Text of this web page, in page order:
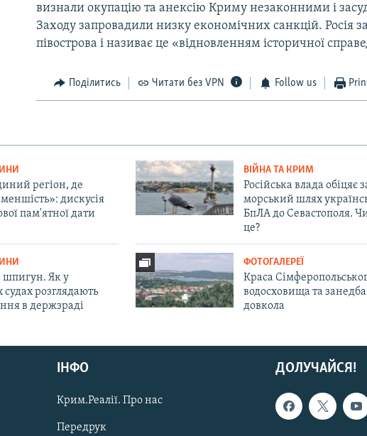
визнали окупацію та анексію Криму незаконними і
Заходу запровадили низку економічних санкцій. Росія
півострова і називає це «відновленням історичної
Поділитись Читати без VPN Follow us
регіон, де
дискусія
пам'ятної дати
ВІЙНА ТА КРИМ
Російська влада обіцяє
морський шлях
БпЛА до Севастополя.
це?
шпигун. Як у
розглядають
в держзраді
ФОТОГАЛЕРЕЇ
Краса
водосховища та
довкола
ДОЛУЧАЙСЯ!
ІНФО
Крим.Реалії. Про нас
Передрук